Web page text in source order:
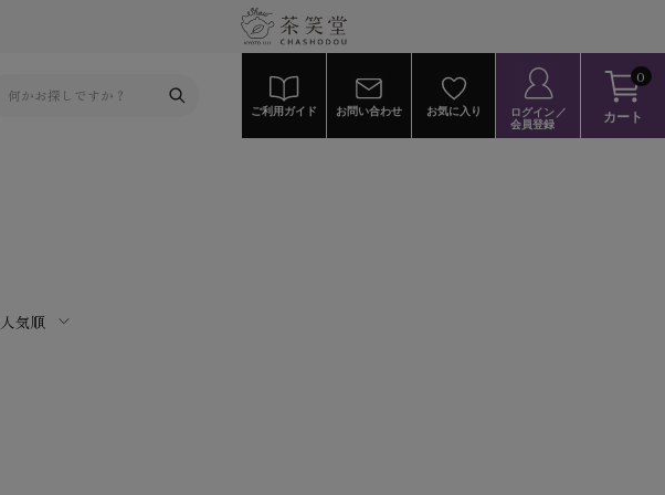
ご利用ガイド お問い合わせ お気に入り
ログイン／
会員登録
0
カート
人気順